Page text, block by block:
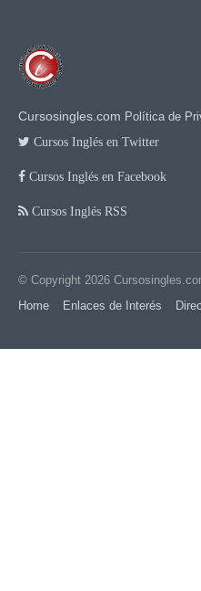
Cursosingles.com Política de
Cursos Inglés en Twitter
Cursos Inglés en Facebook
Cursos Inglés RSS
© Copyright 2026
Home
Enlaces de Interés